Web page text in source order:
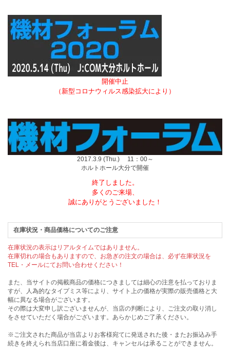
開催中止
（新型コロナウィルス感染拡大により）
2017.3.9 (Thu.) 11：00～
ホルトホール大分で開催
終了しました。
多くのご来場、
誠にありがとうございました！
在庫状況・商品価格についてのご注意
在庫状況の表示はリアルタイムではありません。
在庫切れの場合もありますので、お急ぎの注文の場合は、必ず在庫状況を
TEL・メールにてお問い合わせください！
また、当サイトの掲載商品の価格につきましては細心の注意を払っておりま
すが、人為的なタイプミス等により、サイト上の価格が実際の販売価格と大
幅に異なる場合がございます。
その際は大変申し訳ございませんが、当店の判断により、ご注文の取り消し
をさせていただく場合がございます。あらかじめご了承ください。
※ご注文された商品が当店よりお客様宛てに発送された後・またお振込み手
続きを終えられ当店口座に着金後は、キャンセルは承ることができません。